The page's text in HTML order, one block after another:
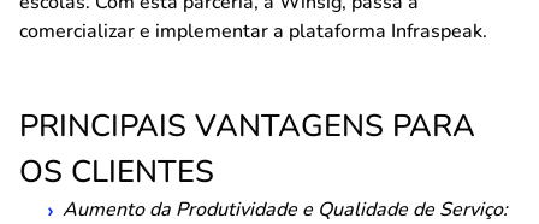
comercializar e implementar a plataforma Infraspeak.
PRINCIPAIS VANTAGENS PARA
OS CLIENTES
Aumento da Produtividade e Qualidade de Serviço: